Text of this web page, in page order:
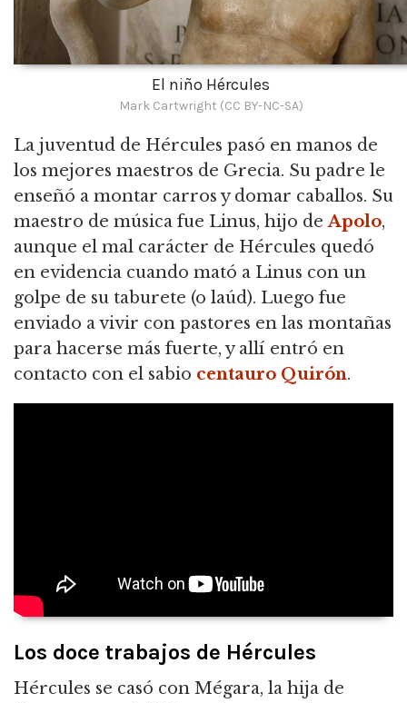
El niño Hércules
Mark Cartwright (CC BY-NC-SA)
La juventud de Hércules pasó en manos de
los mejores maestros de Grecia. Su padre le
enseñó a montar carros y domar caballos. Su
maestro de música fue Linus, hijo deApolo,
aunque el mal carácter de Hércules quedó
en evidencia cuando mató a Linus con un
golpe de su taburete (o laúd). Luego fue
enviado a vivir con pastores en las montañas
para hacerse más fuerte, y allí entró en
contacto con el sabio centauro Quirón.
Los doce trabajos de Hércules
Hércules se casó con Mégara, la hija de